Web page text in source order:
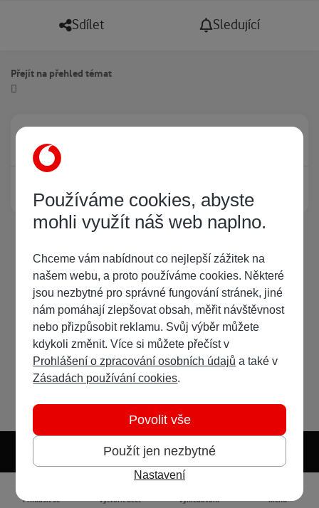
Sdílet Sledující
Přejít na přehled témat
Právě prohlíží tuto stránku
Žádný registrovaný uživatel si neprohlíží tuto stránku
Světlý režim Předvolba systému
Přihlásit se Vytvořit účet Vyhledávání Menu
Používáme cookies, abyste
mohli využít náš web naplno.
Chceme vám nabídnout co nejlepší zážitek na
našem webu, a proto používáme cookies. Některé
jsou nezbytné pro správné fungování stránek, jiné
nám pomáhají zlepšovat obsah, měřit návštěvnost
nebo přizpůsobit reklamu. Svůj výběr můžete
kdykoli změnit. Více si můžete přečíst v
Prohlášení o zpracování osobních údajů a také v
Zásadách používání cookies.
Použít jen nezbytné
Povolit vše
Nastavení